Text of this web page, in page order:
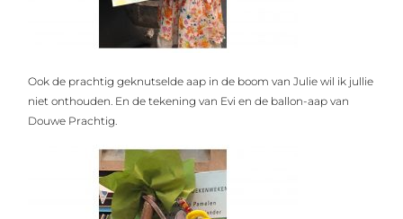
Ook de prachtig geknutselde aap in de boom van Julie wil ik jullie
niet onthouden. En de tekening van Evi en de ballon-aap van
Douwe Prachtig.